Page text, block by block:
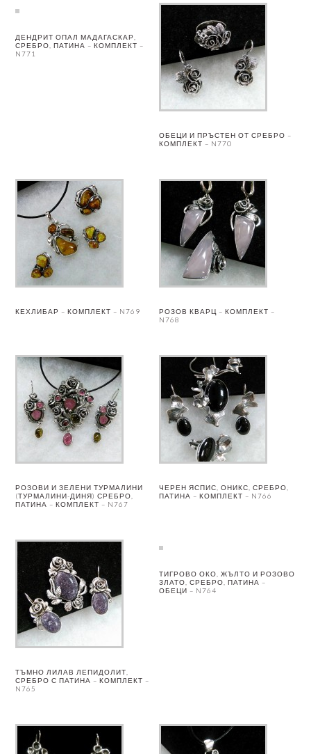
ДЕНДРИТ ОПАЛ МАДАГАСКАР,
СРЕБРО, ПАТИНА – КОМПЛЕКТ –
N771
ОБЕЦИ И ПРЪСТЕН ОТ СРЕБРО –
КОМПЛЕКТ – N770
КЕХЛИБАР – КОМПЛЕКТ – N769
РОЗОВ КВАРЦ – КОМПЛЕКТ –
N768
РОЗОВИ И ЗЕЛЕНИ ТУРМАЛИНИ
(ТУРМАЛИНИ-ДИНЯ) СРЕБРО,
ПАТИНА – КОМПЛЕКТ – N767
ЧЕРЕН ЯСПИС, ОНИКС, СРЕБРО,
ПАТИНА – КОМПЛЕКТ – N766
ТЪМНО ЛИЛАВ ЛЕПИДОЛИТ,
СРЕБРО С ПАТИНА – КОМПЛЕКТ –
N765
ТИГРОВО ОКО, ЖЪЛТО И РОЗОВО
ЗЛАТО, СРЕБРО, ПАТИНА –
ОБЕЦИ – N764